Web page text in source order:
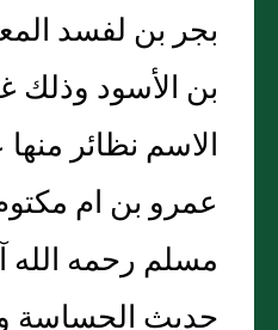
بجر بن لفسد
بن الأسود وذلك
الاسم نظائر
عمرو بن ام
مسلم رحمه الله